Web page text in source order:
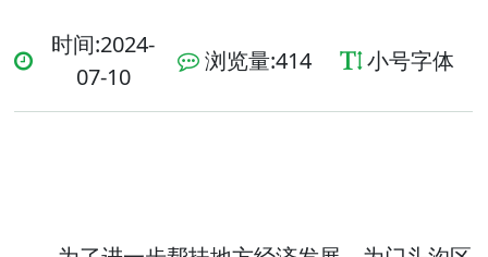
时间:2024-
07-10
浏览量:414 小号字体